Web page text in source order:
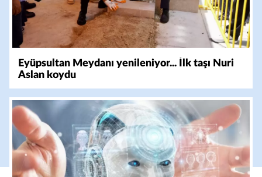
Eyüpsultan Meydanı yenileniyor... İlk taşı Nuri
Aslan koydu